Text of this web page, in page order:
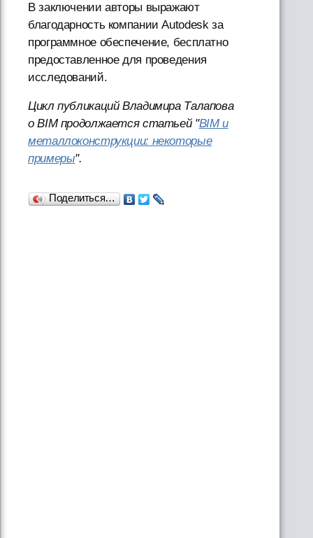
В заключении авторы выражают
благодарность компании Autodesk за
программное обеспечение, бесплатно
предоставленное для проведения
исследований.
Цикл публикаций Владимира Талапова
о BIM продолжается статьей "BIM и
металлоконструкции: некоторые
примеры".
Поделиться…